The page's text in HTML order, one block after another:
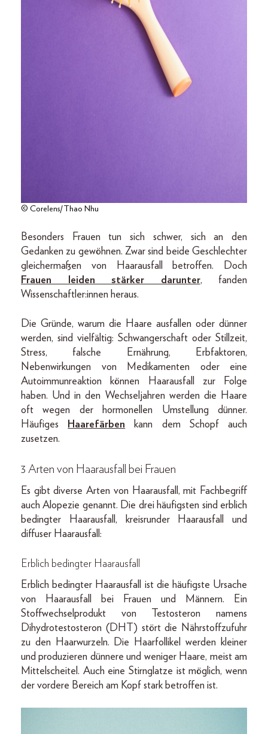
© Corelens/Thao Nhu
Besonders Frauen tun sich schwer, sich an den
Gedanken zu gewöhnen. Zwar sind beide Geschlechter
gleichermaßen von Haarausfall betroffen. Doch
Frauen leiden stärker darunter, fanden
Wissenschaftler:innen heraus.
Die Gründe, warum die Haare ausfallen oder dünner
werden, sind vielfältig: Schwangerschaft oder Stillzeit,
Stress, falsche Ernährung, Erbfaktoren,
Nebenwirkungen von Medikamenten oder eine
Autoimmunreaktion können Haarausfall zur Folge
haben. Und in den Wechseljahren werden die Haare
oft wegen der hormonellen Umstellung dünner.
Häufiges
Haarefärben kann dem Schopf auch
zusetzen.
3 Arten von Haarausfall bei Frauen
Es gibt diverse Arten von Haarausfall, mit Fachbegriff
auch Alopezie genannt. Die drei häufigsten sind erblich
bedingter Haarausfall, kreisrunder Haarausfall und
diffuser Haarausfall:
Erblich bedingter Haarausfall
Erblich bedingter Haarausfall ist die häufigste Ursache
von Haarausfall bei Frauen und Männern. Ein
Stoffwechselprodukt von Testosteron namens
Dihydrotestosteron (DHT) stört die Nährstoffzufuhr
zu den Haarwurzeln. Die Haarfollikel werden kleiner
und produzieren dünnere und weniger Haare, meist am
Mittelscheitel. Auch eine Stirnglatze ist möglich, wenn
der vordere Bereich am Kopf stark betroffen ist.